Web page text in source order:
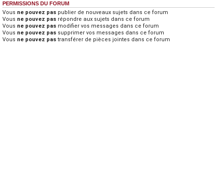
PERMISSIONS DU FORUM
Vous ne pouvez pas publier de nouveaux sujets dans ce forum
Vous ne pouvez pas répondre aux sujets dans ce forum
Vous ne pouvez pas modifier vos messages dans ce forum
Vous ne pouvez pas supprimer vos messages dans ce forum
Vous ne pouvez pas transférer de pièces jointes dans ce forum